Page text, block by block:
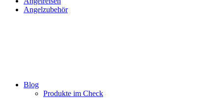
Angelzubehör
Blog
Produkte im Check